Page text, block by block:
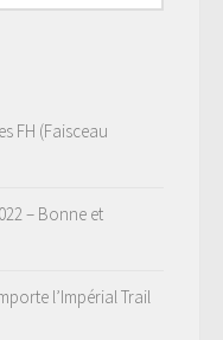
FH (Faisceau
– Bonne et
l’Impérial Trail